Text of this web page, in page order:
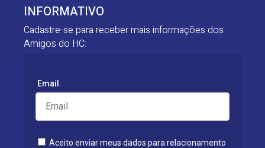
INFORMATIVO
Cadastre-se para receber mais informações dos
Amigos do HC:
Email
Aceito enviar meus dados para relacionamento